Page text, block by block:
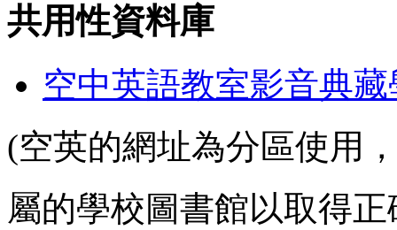
共用性資料庫
空中英語教室影音典
(空英的網址為分區使用
屬的學校圖書館以取得